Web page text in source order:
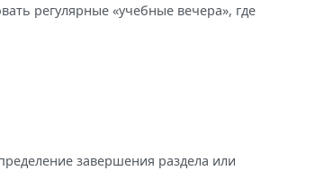
регулярные «учебные вечера», где
завершения раздела или